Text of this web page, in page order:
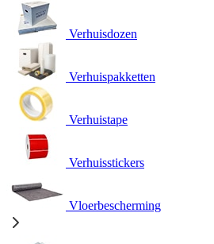
Verhuisdozen
Verhuispakketten
Verhuistape
Verhuisstickers
Vloerbescherming